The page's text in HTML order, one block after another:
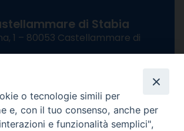
di Stabia
1 – 80053 Castellammare di
Apertura Uffici:
ore 09:00 – 13:00
ore 09:30 – 12:30
o tecnologie simili per
e, con il tuo consenso, anche per
e funzionalità semplici",